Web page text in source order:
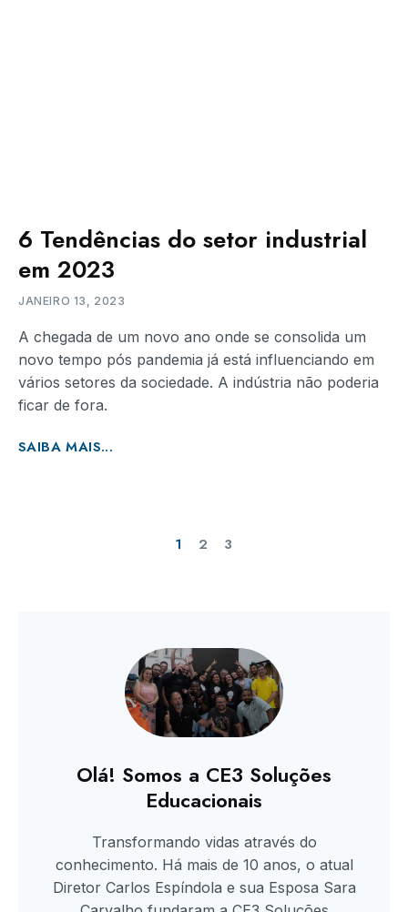
6 Tendências do setor industrial
em 2023
JANEIRO 13, 2023
A chegada de um novo ano onde se consolida um
novo tempo pós pandemia já está influenciando em
vários setores da sociedade. A indústria não poderia
ficar de fora.
SAIBA MAIS...
1 2 3
Olá! Somos a CE3 Soluções
Educacionais
Transformando vidas através do
conhecimento. Há mais de 10 anos, o atual
Diretor Carlos Espíndola e sua Esposa Sara